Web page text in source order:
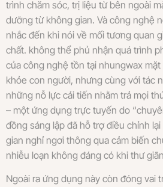
trình chăm sóc, trị liệu từ bên ngoài
dưỡng từ không gian. Và công nghệ
nhắc đến khi nói về mối tương quan
chất. không thể phủ nhận quá trình
của công nghệ tồn tại nhungwax
khỏe con người, nhưng cùng với tác
những nỗ lực cải tiến nhằm trả mọi
– một ứng dụng trực tuyến do
đồng sáng lập đã hỗ trợ điều chỉnh
gian nghỉ ngơi thông qua cảm biến
nhiễu loạn không đáng có khi thư
Ngoài ra ứng dụng này còn đóng vai